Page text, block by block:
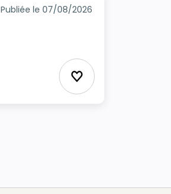
Publiée le 07/08/2026
Ajouter aux